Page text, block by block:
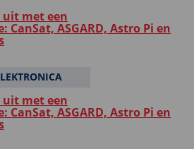
uit met een
ASGARD, Astro Pi en
uit met een
ASGARD, Astro Pi en